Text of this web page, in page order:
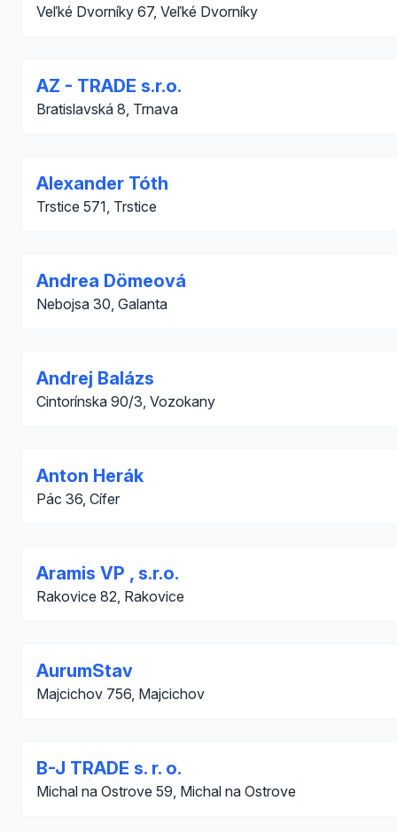
Veľké Dvorníky 67, Veľké Dvorníky
AZ - TRADE s.r.o.
Bratislavská 8, Trnava
Alexander Tóth
Trstice 571, Trstice
Andrea Dömeová
Nebojsa 30, Galanta
Andrej Balázs
Cintorínska 90/3, Vozokany
Anton Herák
Pác 36, Cífer
Aramis VP , s.r.o.
Rakovice 82, Rakovice
AurumStav
Majcichov 756, Majcichov
B-J TRADE s. r. o.
Michal na Ostrove 59, Michal na Ostrove